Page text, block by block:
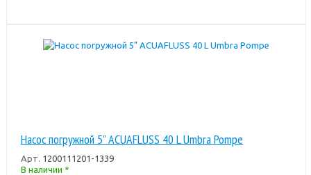
Насос погружной 5" ACUAFLUSS 40 L Umbra Pompe
Арт. 1200111201-1339
В наличии *